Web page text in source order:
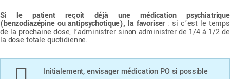
Si le patient reçoit déjà une médication psychiatrique
(benzodiazépine ou antipsychotique), la favoriser : si c’est le temps
de la prochaine dose, l’administrer sinon administrer de 1/4 à 1/2 de
la dose totale quotidienne.
Initialement, envisager médication PO si possible